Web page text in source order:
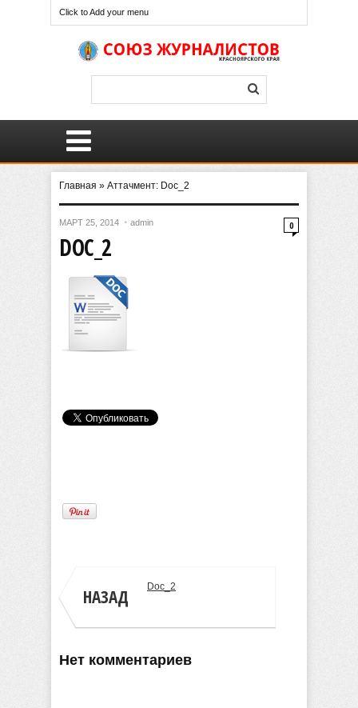
Click to Add your menu
Главная » Аттачмент: Doc_2
0
МАРТ 25, 2014 admin
DOC_2
НАЗАД Doc_2
Нет комментариев